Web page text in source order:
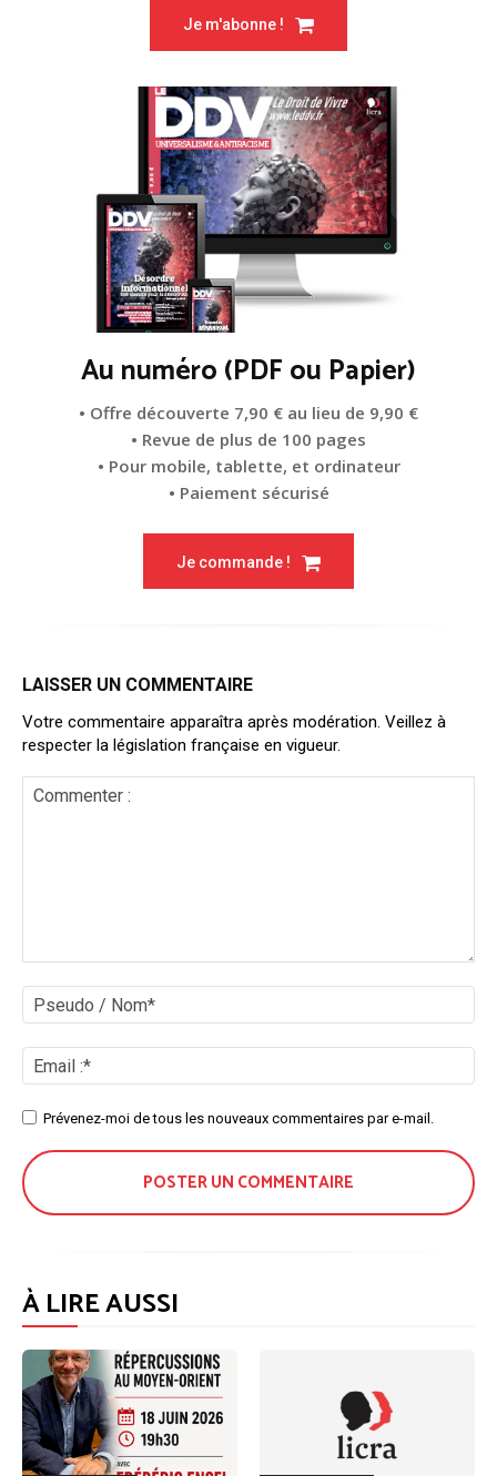
Je m'abonne !
Au numéro (PDF ou Papier)
• Offre découverte 7,90 € au lieu de 9,90 €
• Revue de plus de 100 pages
• Pour mobile, tablette, et ordinateur
• Paiement sécurisé
Je commande !
LAISSER UN COMMENTAIRE
Votre commentaire apparaîtra après modération. Veillez à
respecter la législation française en vigueur.
/
:*
SitePrévenez-moi de tous les nouveaux commentaires par e-mail.
À LIRE AUSSI